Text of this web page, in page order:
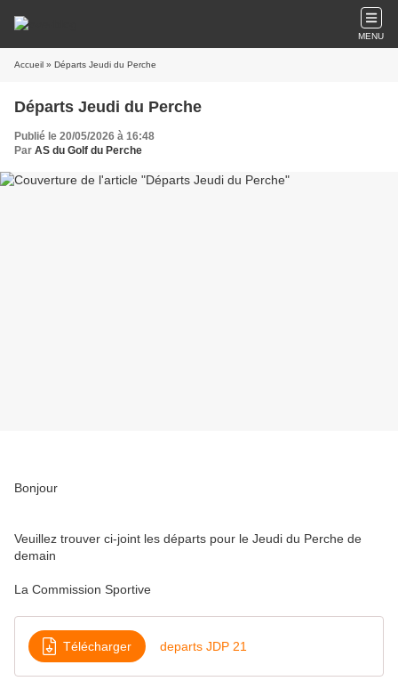
MENU
Accueil » Départs Jeudi du Perche
Départs Jeudi du Perche
Publié le 20/05/2026 à 16:48
Par AS du Golf du Perche
Bonjour
Veuillez trouver ci-joint les départs pour le Jeudi du Perche de
demain
La Commission Sportive
Télécharger departs JDP 21